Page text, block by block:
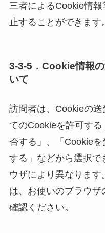
三者によるCookie情
止することができます。
3-3-5．Cookie情報
いて
訪問者は、Cookieの
てのCookieを許可す
否する」、「Cookie
する」などから選択で
ウザにより異なりま
は、お使いのブラウ
確認ください。